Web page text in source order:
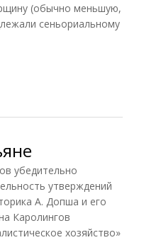
(обычно меньшую,
сеньориальному
убедительно
утверждений
А. Допша и его
Каролингов
хозяйство»